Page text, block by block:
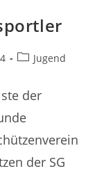
Beitrags-
Jugend
der
der SG